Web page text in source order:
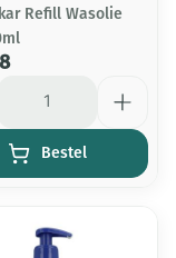
Refill Wasolie
Bestel